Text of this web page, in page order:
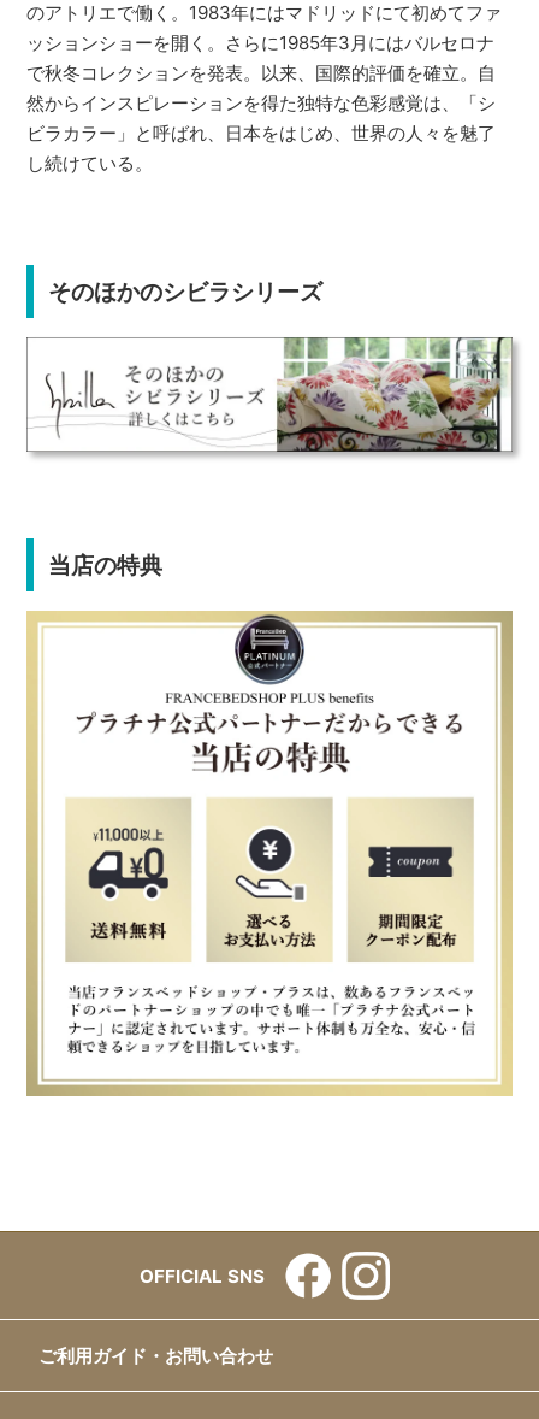
のアトリエで働く。1983年にはマドリッドにて初めてファ
ッションショーを開く。さらに1985年3月にはバルセロナ
で秋冬コレクションを発表。以来、国際的評価を確立。自
然からインスピレーションを得た独特な色彩感覚は、「シ
ビラカラー」と呼ばれ、日本をはじめ、世界の人々を魅了
し続けている。
そのほかのシビラシリーズ
当店の特典
OFFICIAL SNS
ご利用ガイド・お問い合わせ